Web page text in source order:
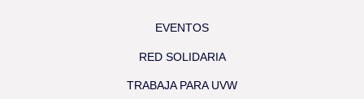
EVENTOS
RED SOLIDARIA
TRABAJA PARA UVW